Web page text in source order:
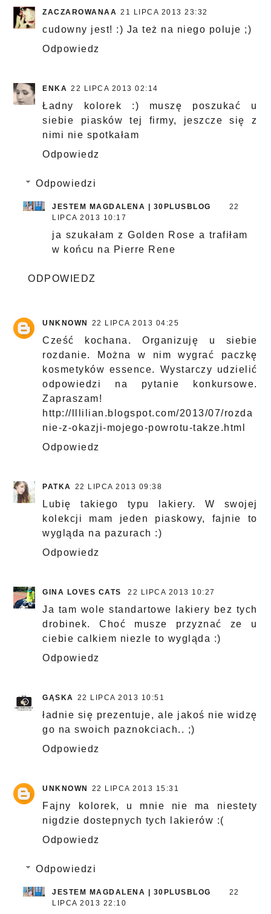
ZACZAROWANAA 21 LIPCA 2013 23:32
cudowny jest! :) Ja też na niego poluje ;)
Odpowiedz
ENKA 22 LIPCA 2013 02:14
Ładny kolorek :) muszę poszukać u
siebie piasków tej firmy, jeszcze się z
nimi nie spotkałam
Odpowiedz
Odpowiedzi
JESTEM MAGDALENA | 30PLUSBLOG
22
LIPCA 2013 10:17
ja szukałam z Golden Rose a trafiłam
w końcu na Pierre Rene
ODPOWIEDZ
UNKNOWN 22 LIPCA 2013 04:25
Cześć kochana. Organizuję u siebie
rozdanie. Można w nim wygrać paczkę
kosmetyków essence. Wystarczy udzielić
odpowiedzi na pytanie konkursowe.
Zapraszam!
http://lllilian.blogspot.com/2013/07/rozda
nie-z-okazji-mojego-powrotu-takze.html
Odpowiedz
PATKA 22 LIPCA 2013 09:38
Lubię takiego typu lakiery. W swojej
kolekcji mam jeden piaskowy, fajnie to
wygląda na pazurach :)
Odpowiedz
GINA LOVES CATS 22 LIPCA 2013 10:27
Ja tam wole standartowe lakiery bez tych
drobinek. Choć musze przyznać ze u
ciebie calkiem niezle to wygląda :)
Odpowiedz
GĄSKA 22 LIPCA 2013 10:51
ładnie się prezentuje, ale jakoś nie widzę
go na swoich paznokciach.. ;)
Odpowiedz
UNKNOWN 22 LIPCA 2013 15:31
Fajny kolorek, u mnie nie ma niestety
nigdzie dostepnych tych lakierów :(
Odpowiedz
Odpowiedzi
JESTEM MAGDALENA | 30PLUSBLOG
22
LIPCA 2013 22:10